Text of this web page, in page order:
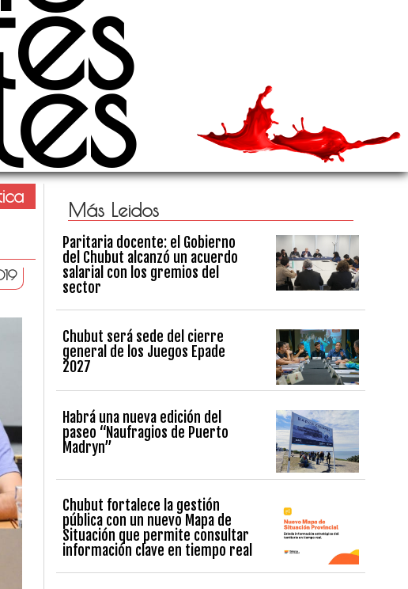
Más Leidos
Paritaria docente: el Gobierno
del Chubut alcanzó un acuerdo
salarial con los gremios del
sector
Chubut será sede del cierre
general de los Juegos Epade
2027
Habrá una nueva edición del
paseo “Naufragios de Puerto
Madryn”
Chubut fortalece la gestión
pública con un nuevo Mapa de
Situación que permite consultar
información clave en tiempo real